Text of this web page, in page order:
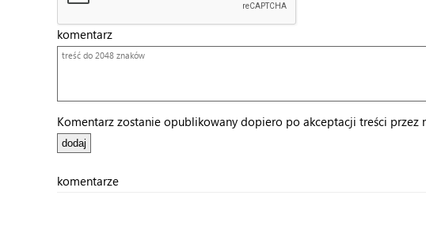
komentarz
Komentarz zostanie opublikowany dopiero po akceptacji treści przez
komentarze